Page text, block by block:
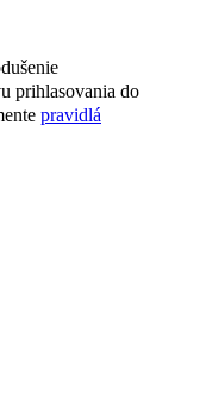
prihlasovania do
pravidlá